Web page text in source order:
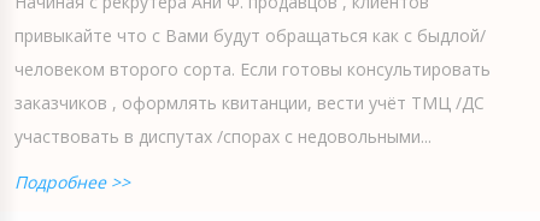
привыкайте что с Вами будут обращаться как с быдлой/
человеком второго сорта. Если готовы консультировать
заказчиков , оформлять квитанции, вести учёт ТМЦ /ДС
участвовать в диспутах /спорах с недовольными...
Подробнее >>